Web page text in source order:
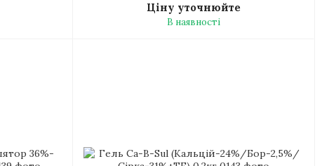
Ціну уточнюйте
В наявності